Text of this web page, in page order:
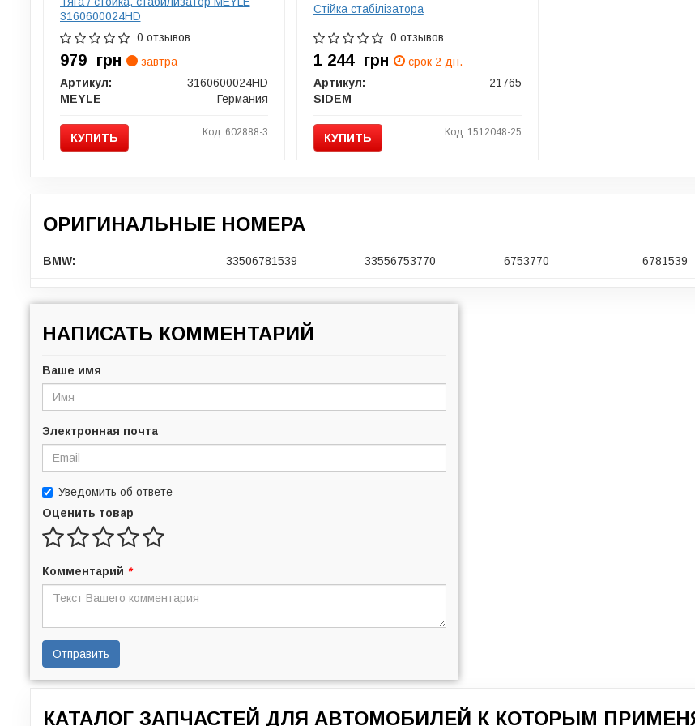
3160600024HD
0 отзывов
979 грн
завтра
Артикул:
3160600024HD
MEYLE
Германия
КУПИТЬ Код: 602888-3
Стійка стабілізатора
0 отзывов
1 244 грн
срок 2 дн.
Артикул:
21765
SIDEM
КУПИТЬ Код: 1512048-25
ОРИГИНАЛЬНЫЕ НОМЕРА
BMW: 33506781539 33556753770 6753770 6781539
НАПИСАТЬ КОММЕНТАРИЙ
Ваше имя
Электронная почта
Уведомить об ответе
Оценить товар
Комментарий *
Отправить
КАТАЛОГ ЗАПЧАСТЕЙ ДЛЯ АВТОМОБИЛЕЙ К КОТОРЫМ